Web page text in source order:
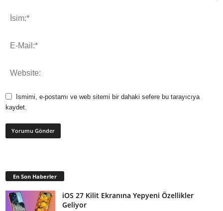
Ismimi, e-postamı ve web sitemi bir dahaki sefere bu tarayıcıya
kaydet.
En Son Haberler
iOS 27 Kilit Ekranına Yepyeni Özellikler
Geliyor